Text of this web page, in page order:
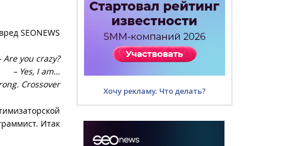
SEONEWS
Are you crazy?
– Yes, I am…
Crossover
Итак
Хочу рекламу. Что делать?